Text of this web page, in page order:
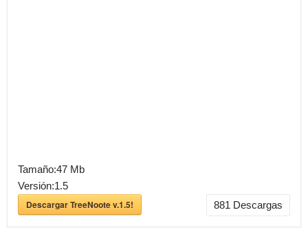
Tamaño:47 Mb
Versión:1.5
Descargar TreeNoote v.1.5! 881 Descargas